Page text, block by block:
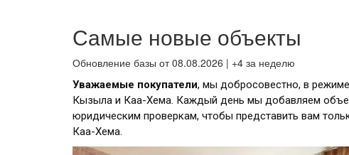
Самые новые объекты
Обновление базы от 08.08.2026 | +4 за неделю
Уважаемые покупатели, мы добросовестно, в
Кызыла и Каа-Хема. Каждый день мы добавляем
юридическим проверкам, чтобы представить вам
Каа-Хема.